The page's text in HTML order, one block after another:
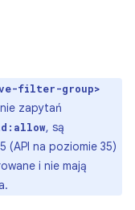
filter-group>
zapytań
, są
(API na poziomie 35)
i nie mają